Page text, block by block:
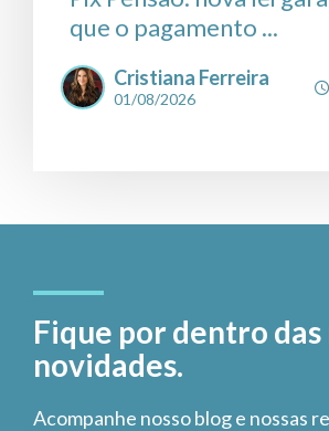
que o pagamento ...
Cristiana Ferreira
01/08/2026
Fique por dentro das
novidades.
Acompanhe nosso blog e nossas